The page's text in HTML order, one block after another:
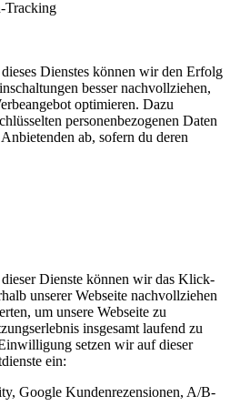
Tracking
Dienstes können wir den Erfolg
besser nachvollziehen,
optimieren. Dazu
personenbezogenen Daten
ab, sofern du deren
Dienste können wir das Klick-
unserer Webseite nachvollziehen
um unsere Webseite zu
insgesamt laufend zu
setzen wir auf dieser
ein:
Google Kundenrezensionen, A/B-